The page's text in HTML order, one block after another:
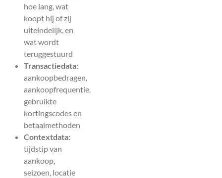
hoe lang, wat
koopt hij of zij
uiteindelijk, en
wat wordt
teruggestuurd
Transactiedata:
aankoopbedragen,
aankoopfrequentie,
gebruikte
kortingscodes en
betaalmethoden
Contextdata:
tijdstip van
aankoop,
seizoen, locatie